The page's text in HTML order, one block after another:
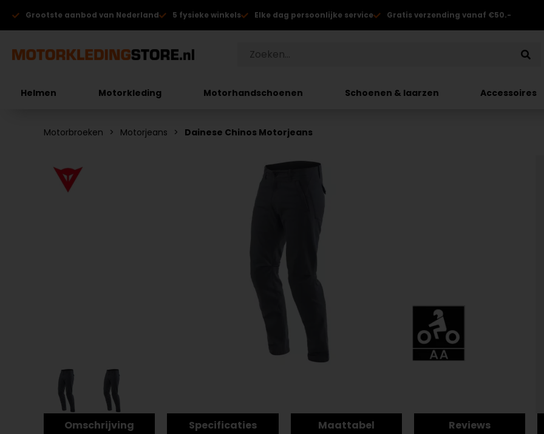
Grootste aanbod van Nederland 5 fysieke winkels Elke dag persoonlijke service Gratis verzending vanaf €50.-
Helmen Motorkleding Motorhandschoenen Schoenen & laarzen Accessoires
Motorbroeken Motorjeans Dainese Chinos Motorjeans
Omschrijving Specificaties Maattabel Reviews